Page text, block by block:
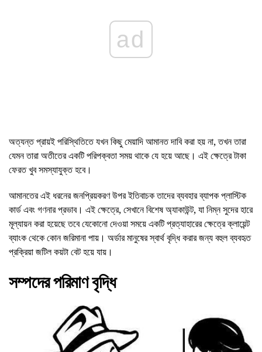
ad
অত্যন্ত প্রায়ই পরিস্থিতিতে যখন কিছু মেয়াদি আমানত দাবি করা হয় না, তখন তারা
যেমন তারা অতীতের একটি পরিপক্বতা সময় থাকে যে হয়ে আছে। এই ক্ষেত্রে টাকা
ফেরত খুব সমস্যাযুক্ত হবে।
আমানতের এই ধরনের জনপ্রিয়করণ উপর ইতিবাচক তাদের ব্যবহার ব্যাপক প্লাস্টিক
কার্ড এবং গণনার প্রভাব। এই ক্ষেত্রে, সেখানে বিশেষ অ্যাকাউন্ট, যা নিম্ন সুদের হারে
মূল্যায়ন করা হয়েছে তবে যেকোনো দেওয়া সময়ে একটি প্রত্যাহারের ক্ষেত্রে ক্লায়েন্ট
ব্যাংক থেকে কোন জরিমানা পায়। অর্ডার মানুষের স্বার্থ বৃদ্ধি করার জন্য বহুল ব্যবহৃত
প্রক্রিয়া জটিল কয়টা বেট হয়ে যায়।
সম্পদের পরিমাণ বৃদ্ধি